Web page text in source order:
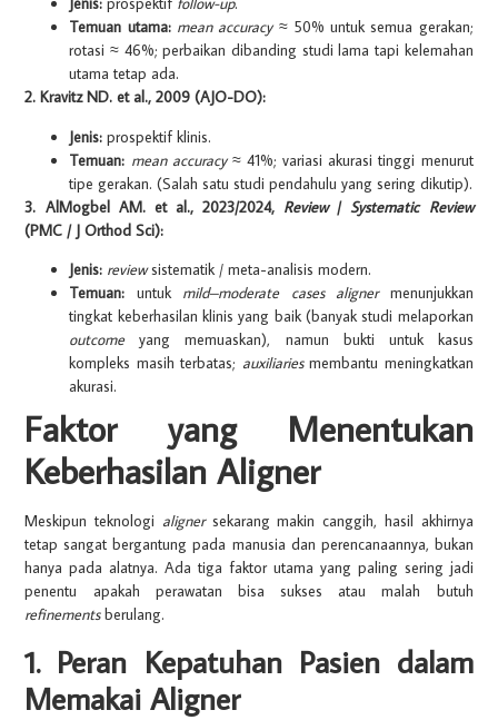
Temuan utama: mean accuracy≈ 50% untuk semua gerakan;
rotasi ≈ 46%; perbaikan dibanding studi lama tapi kelemahan
utama tetap ada.
2. Kravitz ND. et al., 2009 (AJO-DO):
Jenis: prospektif klinis.
Temuan: mean accuracy≈ 41%; variasi akurasi tinggi menurut
tipe gerakan. (Salah satu studi pendahulu yang sering dikutip).
3. AlMogbel AM. et al., 2023/2024, Review/Systematic Review
(PMC / J Orthod Sci):
Jenis: reviewsistematik / meta-analisis modern.
Temuan: untuk mild–moderate cases aligner menunjukkan
tingkat keberhasilan klinis yang baik (banyak studi melaporkan
outcomeyang memuaskan), namun bukti untuk kasus
kompleks masih terbatas; auxiliariesmembantu meningkatkan
akurasi.
Faktor yang Menentukan
Keberhasilan Aligner
Meskipun teknologi aligner sekarang makin canggih, hasil akhirnya
tetap sangat bergantung pada manusia dan perencanaannya, bukan
hanya pada alatnya. Ada tiga faktor utama yang paling sering jadi
penentu apakah perawatan bisa sukses atau malah butuh
refinementsberulang.
1. Peran Kepatuhan Pasien dalam
Memakai Aligner